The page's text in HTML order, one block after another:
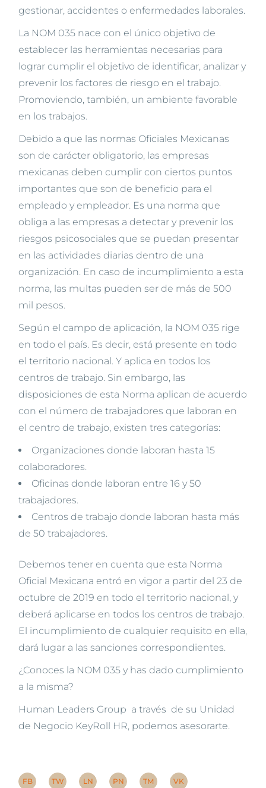
gestionar, accidentes o enfermedades laborales.
La NOM 035 nace con el único objetivo de
establecer las herramientas necesarias para
lograr cumplir el objetivo de identificar, analizar y
prevenir los factores de riesgo en el trabajo.
Promoviendo, también, un ambiente favorable
en los trabajos.
Debido a que las normas Oficiales Mexicanas
son de carácter obligatorio, las empresas
mexicanas deben cumplir con ciertos puntos
importantes que son de beneficio para el
empleado y empleador. Es una norma que
obliga a las empresas a detectar y prevenir los
riesgos psicosociales que se puedan presentar
en las actividades diarias dentro de una
organización. En caso de incumplimiento a esta
norma, las multas pueden ser de más de 500
mil pesos.
Según el campo de aplicación, la NOM 035 rige
en todo el país. Es decir, está presente en todo
el territorio nacional. Y aplica en todos los
centros de trabajo. Sin embargo, las
disposiciones de esta Norma aplican de acuerdo
con el número de trabajadores que laboran en
el centro de trabajo, existen tres categorías:
Organizaciones donde laboran hasta 15
colaboradores.
Oficinas donde laboran entre 16 y 50
trabajadores.
Centros de trabajo donde laboran hasta más
de 50 trabajadores.
Debemos tener en cuenta que esta Norma
Oficial Mexicana entró en vigor a partir del 23 de
octubre de 2019 en todo el territorio nacional, y
deberá aplicarse en todos los centros de trabajo.
El incumplimiento de cualquier requisito en ella,
dará lugar a las sanciones correspondientes.
¿Conoces la NOM 035 y has dado cumplimiento
a la misma?
Human Leaders Group a través de su Unidad
de Negocio KeyRoll HR, podemos asesorarte.
FB TW LN PN TM VK